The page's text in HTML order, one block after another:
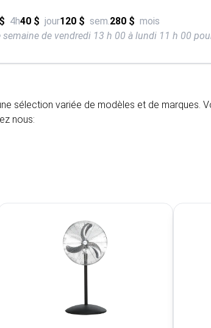
4h40 $ jour120 $ sem.280 $ mois
de vendredi 13 h 00 à lundi 11 h 00
sélection variée de modèles et de marques.
nous: